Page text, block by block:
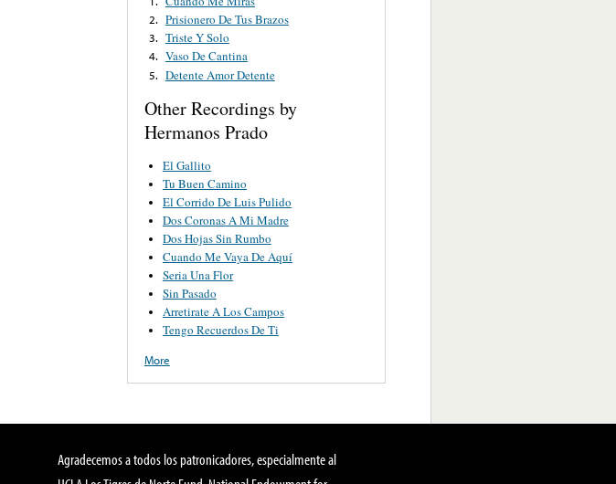
2. Prisionero De Tus Brazos
3. Triste Y Solo
4. Vaso De Cantina
5. Detente Amor Detente
Other Recordings by
Hermanos Prado
El Gallito
Tu Buen Camino
El Corrido De Luis Pulido
Dos Coronas A Mi Madre
Dos Hojas Sin Rumbo
Cuando Me Vaya De Aquí
Seria Una Flor
Sin Pasado
Arretirate A Los Campos
Tengo Recuerdos De Ti
More
Agradecemos a todos los patronicadores, especialmente al